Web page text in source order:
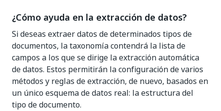
¿Cómo ayuda en la extracción de datos?
Si deseas extraer datos de determinados tipos de
documentos, la taxonomía contendrá la lista de
campos a los que se dirige la extracción automática
de datos. Estos permitirán la configuración de varios
métodos y reglas de extracción, de nuevo, basados en
un único esquema de datos real: la estructura del
tipo de documento.